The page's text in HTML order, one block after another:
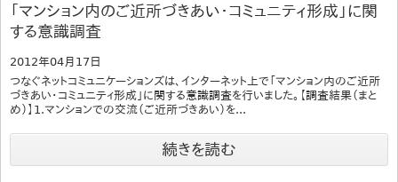
「マンション内のご近所づきあい・コミュニティ形成」に関
する意識調査
2012年04月17日
つなぐネットコミュニケーションズは、インターネット上で「マンション内のご近所
づきあい・コミュニティ形成」に関する意識調査を行いました。【調査結果（まと
め）】1.マンションでの交流（ご近所づきあい）を...
続きを読む